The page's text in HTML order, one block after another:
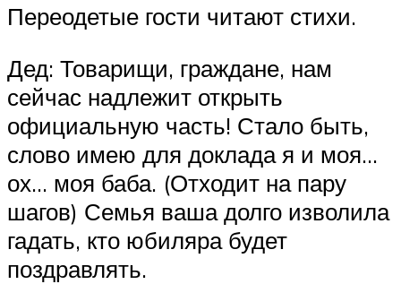
Переодетые гости читают стихи.
Дед: Товарищи, граждане, нам
сейчас надлежит открыть
официальную часть! Стало быть,
слово имею для доклада я и моя…
ох… моя баба. (Отходит на пару
шагов) Семья ваша долго изволила
гадать, кто юбиляра будет
поздравлять.